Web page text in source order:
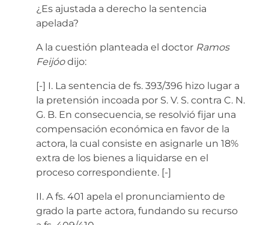
¿Es ajustada a derecho la sentencia
apelada?
A la cuestión planteada el doctor Ramos
Feijóodijo:
[-] I. La sentencia de fs. 393/396 hizo lugar a
la pretensión incoada por S. V. S. contra C. N.
G. B. En consecuencia, se resolvió fijar una
compensación económica en favor de la
actora, la cual consiste en asignarle un 18%
extra de los bienes a liquidarse en el
proceso correspondiente. [-]
II. A fs. 401 apela el pronunciamiento de
grado la parte actora, fundando su recurso